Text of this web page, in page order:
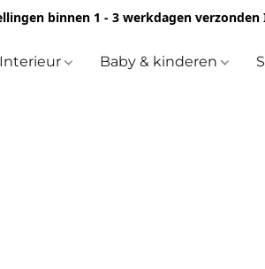
binnen 1 - 3 werkdagen
Interieur Baby & kinderen